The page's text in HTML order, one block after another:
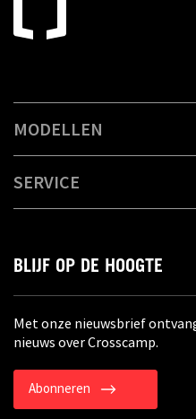
MODELLEN
SERVICE
BLIJF OP DE HOOGTE
Met onze nieuwsbrief
nieuws over Crosscamp.
Abonneren